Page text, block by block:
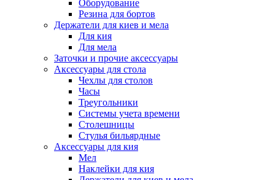
Оборудование
Резина для бортов
Держатели для киев и мела
Для кия
Для мела
Заточки и прочие аксессуары
Аксессуары для стола
Чехлы для столов
Часы
Треугольники
Системы учета времени
Столешницы
Стулья бильярдные
Аксессуары для кия
Мел
Наклейки для кия